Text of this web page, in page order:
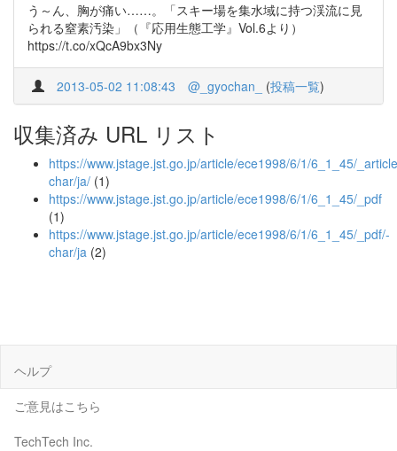
う～ん、胸が痛い……。「スキー場を集水域に持つ渓流に見
られる窒素汚染」（『応用生態工学』Vol.6より）
https://t.co/xQcA9bx3Ny
2013-05-02 11:08:43 @_gyochan_ (投稿一覧)
収集済み URL リスト
https://www.jstage.jst.go.jp/article/ece1998/6/1/6_1_45/
char/ja/ (1)
https://www.jstage.jst.go.jp/article/ece1998/6/1/6_1_45/_pdf
(1)
https://www.jstage.jst.go.jp/article/ece1998/6/1/6_1_45/_pdf/-
char/ja (2)
ヘルプ
ご意見はこちら
TechTech Inc.